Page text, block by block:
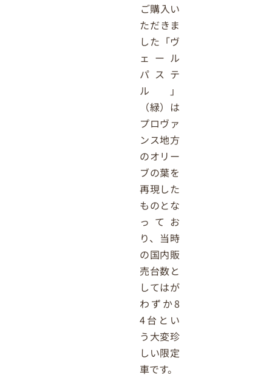
ご購入い
ただきま
した「ヴ
ェール
パステ
ル」
（緑）は
プロヴァ
ンス地方
のオリー
ブの葉を
再現した
ものとな
ってお
り、当時
の国内販
売台数と
してはが
わずか8
4台とい
う大変珍
しい限定
車です。